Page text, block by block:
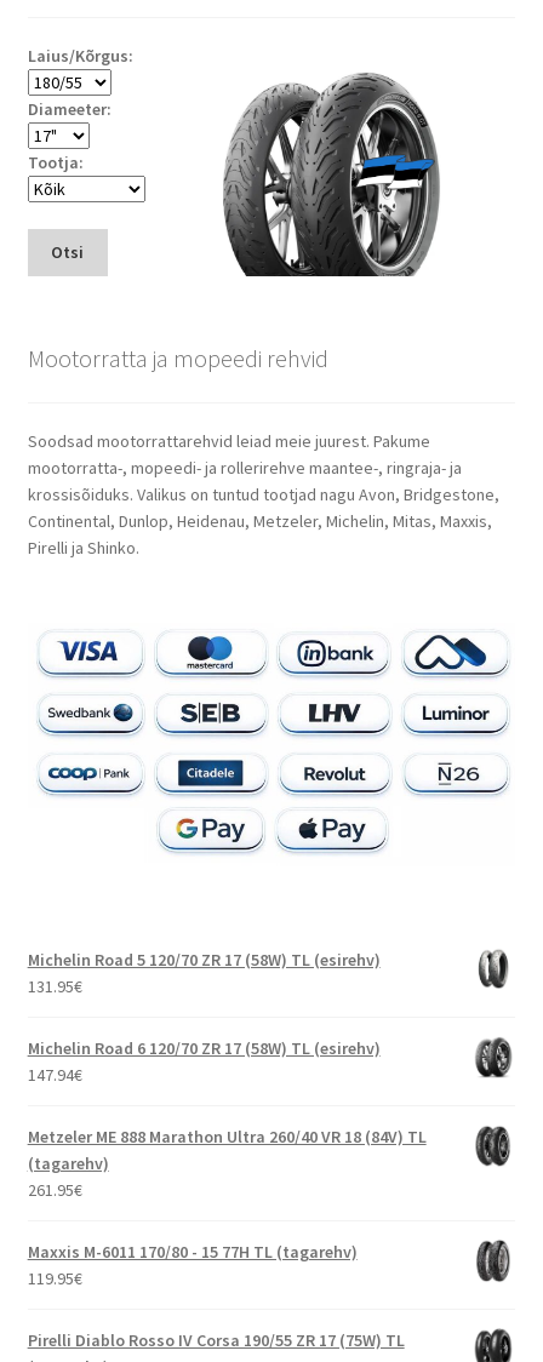
Laius/Kõrgus:
Diameeter:
Tootja:
Otsi
Mootorratta ja mopeedi rehvid
Soodsad mootorrattarehvid leiad meie juurest. Pakume
mootorratta-, mopeedi- ja rollerirehve maantee-, ringraja- ja
krossisõiduks. Valikus on tuntud tootjad nagu Avon, Bridgestone,
Continental, Dunlop, Heidenau, Metzeler, Michelin, Mitas, Maxxis,
Pirelli ja Shinko.
Michelin Road 5 120/70 ZR 17 (58W) TL (esirehv)
131.95€
Michelin Road 6 120/70 ZR 17 (58W) TL (esirehv)
147.94€
Metzeler ME 888 Marathon Ultra 260/40 VR 18 (84V) TL
(tagarehv)
261.95€
Maxxis M-6011 170/80 - 15 77H TL (tagarehv)
119.95€
Pirelli Diablo Rosso IV Corsa 190/55 ZR 17 (75W) TL